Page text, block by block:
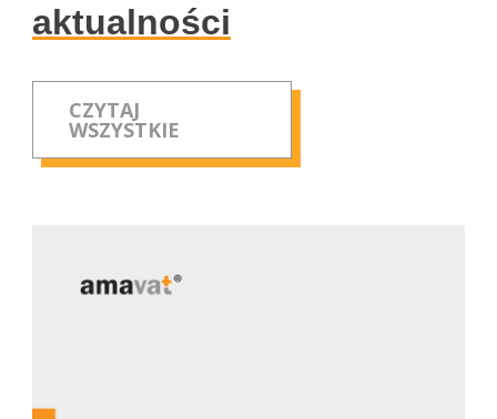
aktualności
CZYTAJ
WSZYSTKIE